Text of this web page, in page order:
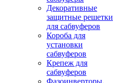
Декоративные
защитные решетки
для сабвуферов
Короба для
установки
сабвуферов
Крепеж для
сабвуферов
Фазоинверторы,